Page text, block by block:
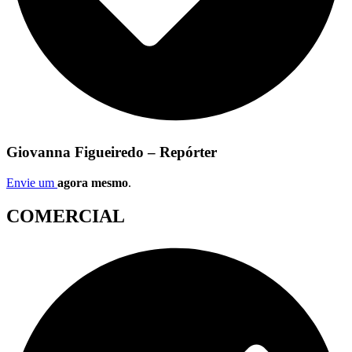
Giovanna Figueiredo – Repórter
Envie um agora mesmo.
COMERCIAL